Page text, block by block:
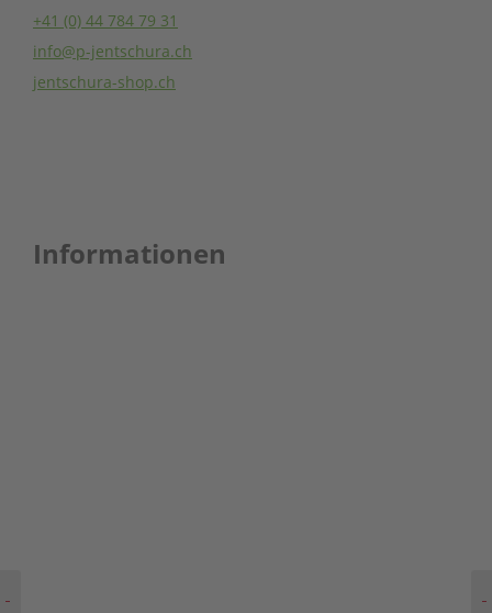
+41 (0) 44 784 79 31
info@p-jentschura.ch
jentschura-shop.ch
Informationen